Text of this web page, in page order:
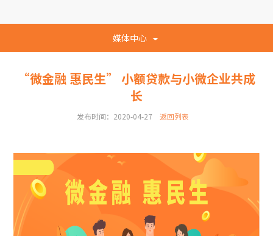
媒体中心
“微金融 惠民生” 小额贷款与小微企业共成
长
发布时间：2020-04-27 返回列表